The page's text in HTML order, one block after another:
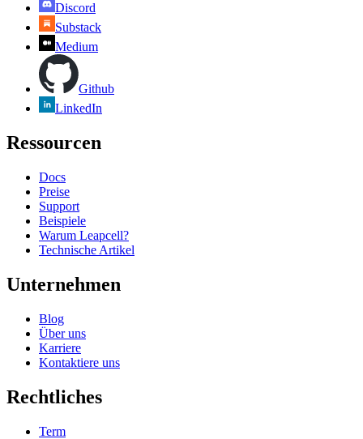
Discord
Substack
Medium
Github
LinkedIn
Ressourcen
Docs
Preise
Support
Beispiele
Warum Leapcell?
Technische Artikel
Unternehmen
Blog
Über uns
Karriere
Kontaktiere uns
Rechtliches
Term